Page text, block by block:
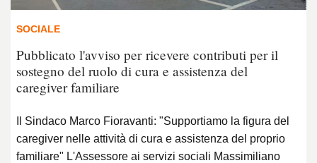
SOCIALE
Pubblicato l'avviso per ricevere contributi per il
sostegno del ruolo di cura e assistenza del
caregiver familiare
Il Sindaco Marco Fioravanti: "Supportiamo la figura del
caregiver nelle attività di cura e assistenza del proprio
familiare" L'Assessore ai servizi sociali Massimiliano